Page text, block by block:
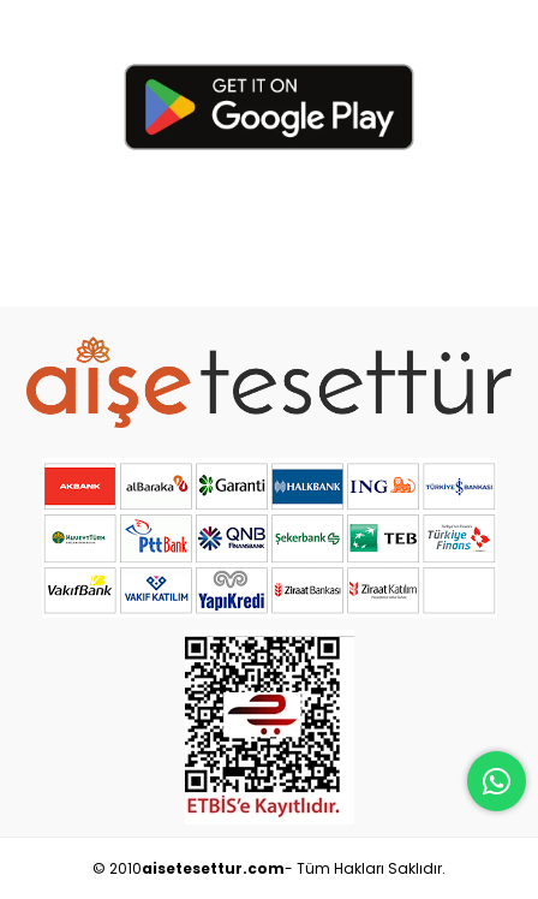
© 2010aisetesettur.com- Tüm Hakları Saklıdır.